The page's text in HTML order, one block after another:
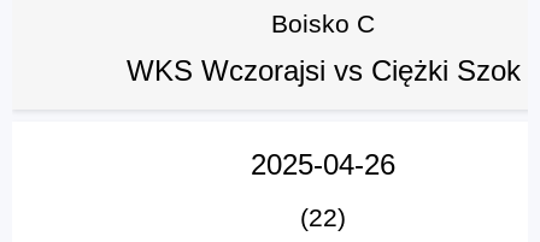
Boisko C
WKS Wczorajsi vs Ciężki Szok
2025-04-26
(22)